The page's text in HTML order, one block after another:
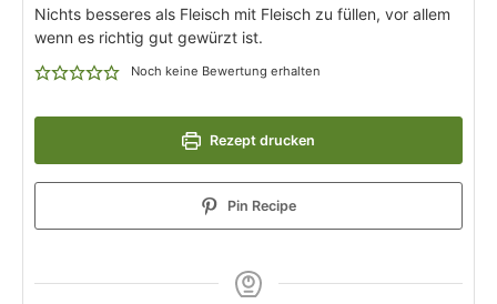
Nichts besseres als Fleisch mit Fleisch zu füllen, vor allem
wenn es richtig gut gewürzt ist.
Noch keine Bewertung erhalten
Rezept drucken
Pin Recipe